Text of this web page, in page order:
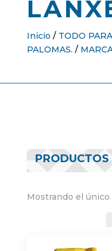
Inicio / TODO
PALOMAS. /
Mostrando el único